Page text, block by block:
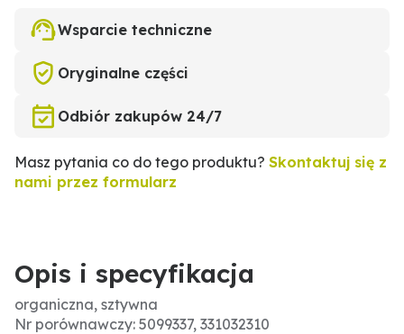
Wsparcie techniczne
Oryginalne części
Odbiór zakupów 24/7
Masz pytania co do tego produktu? Skontaktuj się z
nami przez formularz
Opis i specyfikacja
organiczna, sztywna
Nr porównawczy: 5099337, 331032310